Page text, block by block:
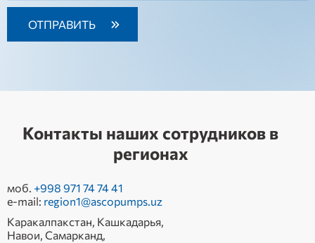
Контакты наших сотрудников в
регионах
моб. +998 971 74 74 41
e-mail: region1@ascopumps.uz
Каракалпакстан, Кашкадарья,
Навои, Самарканд,